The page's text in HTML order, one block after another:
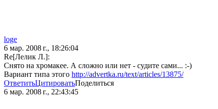
loge
6 мар. 2008 г., 18:26:04
Re[Лелик Л.]:
Снято на хромакее. А сложно или нет - судите сами... :-)
Вариант типа этого http://advertka.ru/text/articles/13875/
ОтветитьЦитироватьПоделиться
6 мар. 2008 г., 22:43:45